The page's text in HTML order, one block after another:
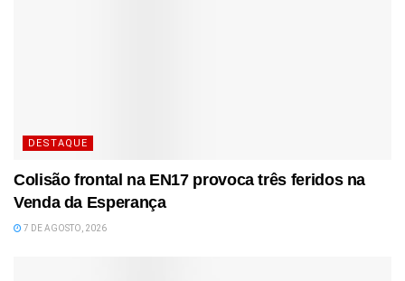
DESTAQUE
Colisão frontal na EN17 provoca três feridos na
Venda da Esperança
7 DE AGOSTO, 2026